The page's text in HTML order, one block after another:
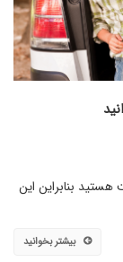
بنابراین این
بیشتر بخوانید